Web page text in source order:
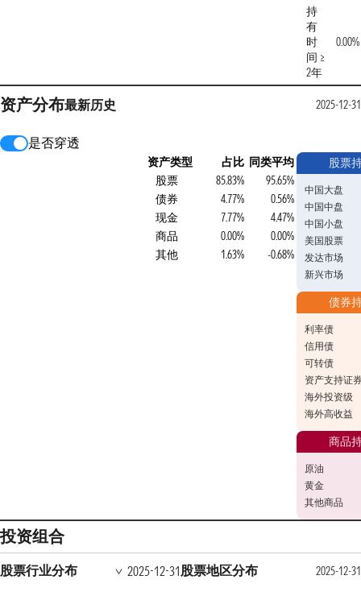
持
有
时
间 ≥
2年
0.00%
资产分布最新历史 2025-12-31
是否穿透
资产类型 占比 同类平均
股票
85.83%
95.65%
债券
4.77%
0.56%
现金
7.77%
4.47%
商品
0.00%
0.00%
其他
1.63% -0.68%
股票
中国大盘
中国中盘
中国小盘
美国股票
发达市场
新兴市场
债券
利率债
信用债
可转债
资产支持证
海外投资级
海外高收益
商品
原油
黄金
其他商品
投资组合
股票行业分布 2025-12-31股票地区分布
2025-12-31